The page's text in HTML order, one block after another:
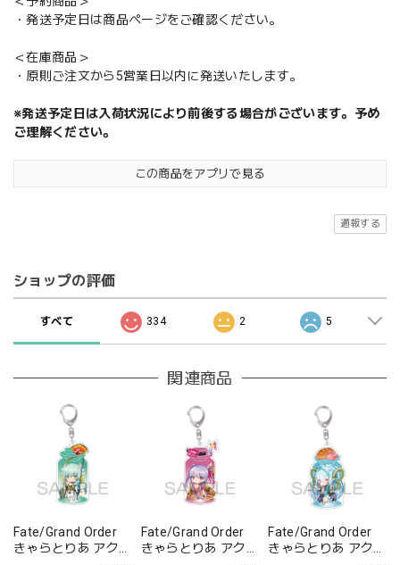
・発送予定日は商品ページをご確認ください。
＜在庫商品＞
・原則ご注文から5営業日以内に発送いたします。
※発送予定日は入荷状況により前後する場合がございます。予め
ご理解ください。
この商品をアプリで見る
通報する
ショップの評価
すべて 334 2 5
関連商品
Fate/Grand Order
きゃらとりあ アクリ
Fate/Grand Order
きゃらとりあ アクリ
Fate/Grand Order
きゃらとりあ アクリ